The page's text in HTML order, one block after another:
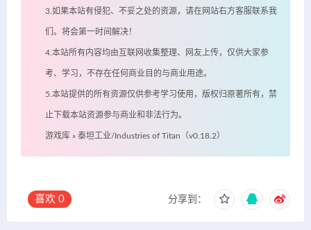
3.如果本站有侵犯、不妥之处的资源，请在网站右方客服联系我
们。将会第一时间解决！
4.本站所有内容均由互联网收集整理、网友上传，仅供大家参
考、学习，不存在任何商业目的与商业用途。
5.本站提供的所有资源仅供参考学习使用，版权归原著所有，禁
止下载本站资源参与商业和非法行为。
游戏库 » 泰坦工业/Industries of Titan（v0.18.2）
喜欢 0 分享到：